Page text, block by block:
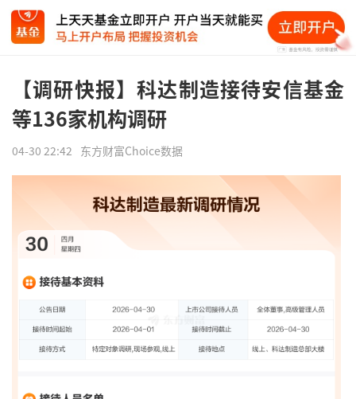
【调研快报】科达制造接待安信基金
等136家机构调研
04-30 22:42 东方财富Choice数据